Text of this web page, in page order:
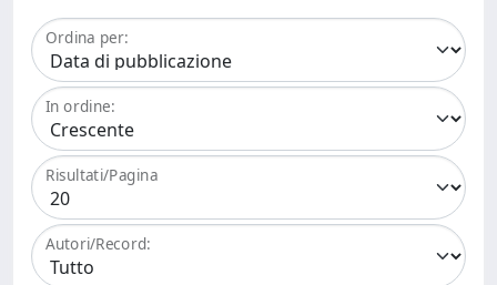
Ordina per:
In ordine:
Risultati/Pagina
Autori/Record: